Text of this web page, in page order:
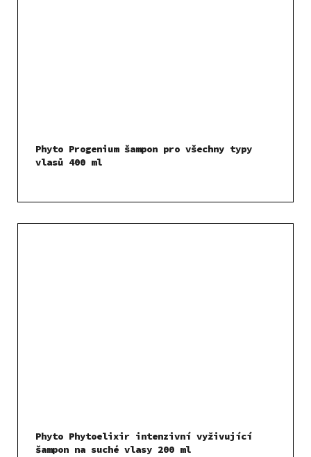
Phyto Progenium šampon pro všechny typy
vlasů 400 ml
Phyto Phytoelixir intenzivní vyživující
šampon na suché vlasy 200 ml